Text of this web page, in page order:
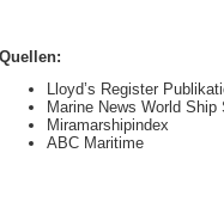
Quellen:
Lloyd’s Register
Marine News World
Miramarshipindex
ABC Maritime